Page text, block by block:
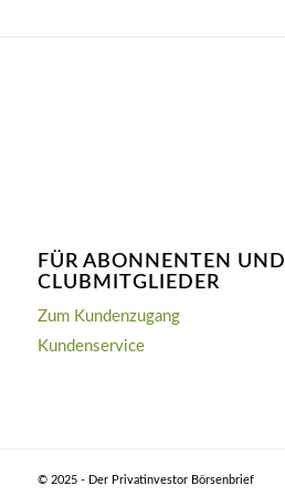
FÜR ABONNENTEN UND
CLUBMITGLIEDER
Zum Kundenzugang
Kundenservice
© 2025 - Der Privatinvestor Börsenbrief